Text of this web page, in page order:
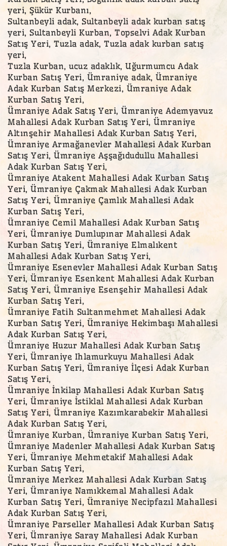
yeri, Şükür Kurbanı,
Sultanbeyli adak, Sultanbeyli adak kurban satış
yeri, Sultanbeyli Kurban, Topselvi Adak Kurban
Satış Yeri, Tuzla adak, Tuzla adak kurban satış
yeri,
Tuzla Kurban, ucuz adaklık, Uğurmumcu Adak
Kurban Satış Yeri, Ümraniye adak, Ümraniye
Adak Kurban Satış Merkezi, Ümraniye Adak
Kurban Satış Yeri,
Ümraniye Adak Satış Yeri, Ümraniye Ademyavuz
Mahallesi Adak Kurban Satış Yeri, Ümraniye
Altınşehir Mahallesi Adak Kurban Satış Yeri,
Ümraniye Armağanevler Mahallesi Adak Kurban
Satış Yeri, Ümraniye Aşşağıdudullu Mahallesi
Adak Kurban Satış Yeri,
Ümraniye Atakent Mahallesi Adak Kurban Satış
Yeri, Ümraniye Çakmak Mahallesi Adak Kurban
Satış Yeri, Ümraniye Çamlık Mahallesi Adak
Kurban Satış Yeri,
Ümraniye Cemil Mahallesi Adak Kurban Satış
Yeri, Ümraniye Dumlupınar Mahallesi Adak
Kurban Satış Yeri, Ümraniye Elmalıkent
Mahallesi Adak Kurban Satış Yeri,
Ümraniye Esenevler Mahallesi Adak Kurban Satış
Yeri, Ümraniye Esenkent Mahallesi Adak Kurban
Satış Yeri, Ümraniye Esenşehir Mahallesi Adak
Kurban Satış Yeri,
Ümraniye Fatih Sultanmehmet Mahallesi Adak
Kurban Satış Yeri, Ümraniye Hekimbaşı Mahallesi
Adak Kurban Satış Yeri,
Ümraniye Huzur Mahallesi Adak Kurban Satış
Yeri, Ümraniye Ihlamurkuyu Mahallesi Adak
Kurban Satış Yeri, Ümraniye İlçesi Adak Kurban
Satış Yeri,
Ümraniye İnkilap Mahallesi Adak Kurban Satış
Yeri, Ümraniye İstiklal Mahallesi Adak Kurban
Satış Yeri, Ümraniye Kazımkarabekir Mahallesi
Adak Kurban Satış Yeri,
Ümraniye Kurban, Ümraniye Kurban Satış Yeri,
Ümraniye Madenler Mahallesi Adak Kurban Satış
Yeri, Ümraniye Mehmetakif Mahallesi Adak
Kurban Satış Yeri,
Ümraniye Merkez Mahallesi Adak Kurban Satış
Yeri, Ümraniye Namıkkemal Mahallesi Adak
Kurban Satış Yeri, Ümraniye Necipfazıl Mahallesi
Adak Kurban Satış Yeri,
Ümraniye Parseller Mahallesi Adak Kurban Satış
Yeri, Ümraniye Saray Mahallesi Adak Kurban